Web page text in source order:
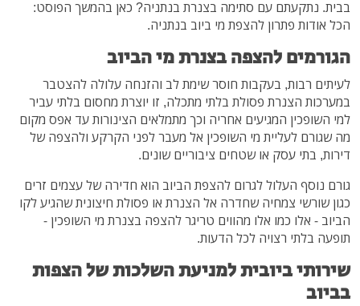
בבית. נתקעתם עם סתימה בצנרת בנתניה? כאן בהמשך הפוסט:
הכל אודות פתרון להצפת מי ביוב בנתניה.
הגורמים להצפה בצנרת מי הביוב
לעיתים רבות, בעקבות חוסר שימת לב והזנחה עלולה להצטבר
במערכות הצנרת פסולת בלתי מתכלה, זו יוצרת מחסום בלתי עביר
למי השופכין המגיעים אחריה וכך מתמלאים הצינורות עד אפס מקום
מה שגורם לעליית מי השופכין אל מעבר לפני הקרקע ולהצפה של
דירות, בתי עסק או שטחים ציבוריים שונים.
גורם נוסף העלול לגרום להצפת הביוב הוא חדירה של עצמים זרים
כגון שורשי צמחיה שחדרה אל הצנרת או פסולת חיצונית שהגיע לקו
הביוב - אלו כמו אלו מהווים טריגר להצפה בצנרת מי השופכין -
תופעה בלתי רצויה לכל הדעות.
שירותי ביובית למניעת השלכות של הצפות
בביוב